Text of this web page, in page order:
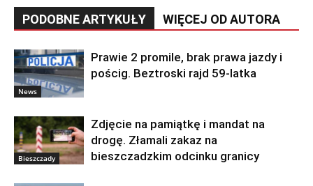
PODOBNE ARTYKUŁY WIĘCEJ OD AUTORA
News
Prawie 2 promile, brak prawa jazdy i
pościg. Beztroski rajd 59-latka
Bieszczady
Zdjęcie na pamiątkę i mandat na
drogę. Złamali zakaz na
bieszczadzkim odcinku granicy